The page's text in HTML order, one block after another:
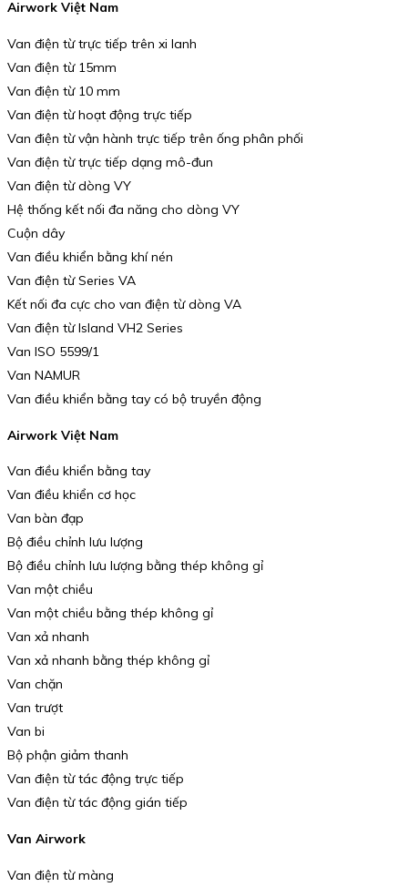
Airwork Việt Nam
Van điện từ trực tiếp trên xi lanh
Van điện từ 15mm
Van điện từ 10 mm
Van điện từ hoạt động trực tiếp
Van điện từ vận hành trực tiếp trên ống phân phối
Van điện từ trực tiếp dạng mô-đun
Van điện từ dòng VY
Hệ thống kết nối đa năng cho dòng VY
Cuộn dây
Van điều khiển bằng khí nén
Van điện từ Series VA
Kết nối đa cực cho van điện từ dòng VA
Van điện từ Island VH2 Series
Van ISO 5599/1
Van NAMUR
Van điều khiển bằng tay có bộ truyền động
Airwork Việt Nam
Van điều khiển bằng tay
Van điều khiển cơ học
Van bàn đạp
Bộ điều chỉnh lưu lượng
Bộ điều chỉnh lưu lượng bằng thép không gỉ
Van một chiều
Van một chiều bằng thép không gỉ
Van xả nhanh
Van xả nhanh bằng thép không gỉ
Van chặn
Van trượt
Van bi
Bộ phận giảm thanh
Van điện từ tác động trực tiếp
Van điện từ tác động gián tiếp
Van Airwork
Van điện từ màng